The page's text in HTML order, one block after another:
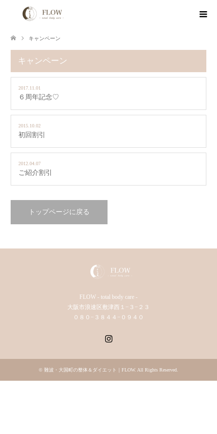
キャンペーン
キャンペーン
2017.11.01
６周年記念♡
2015.10.02
初回割引
2012.04.07
ご紹介割引
トップページに戻る
FLOW - total body care -
大阪市浪速区敷津西１−３−２３
０８０−３８４４−０９４０
© 難波・大国町の整体＆ダイエット｜FLOW. All Rights Reserved.